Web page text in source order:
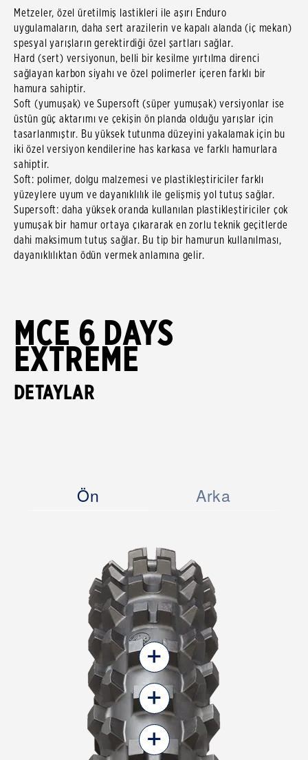
Metzeler, özel üretilmiş lastikleri ile aşırı Enduro
uygulamaların, daha sert arazilerin ve kapalı alanda (iç mekan)
spesyal yarışların gerektirdiği özel şartları sağlar.
Hard (sert) versiyonun, belli bir kesilme yırtılma direnci
sağlayan karbon siyahı ve özel polimerler içeren farklı bir
hamura sahiptir.
Soft (yumuşak) ve Supersoft (süper yumuşak) versiyonlar ise
üstün güç aktarımı ve çekişin ön planda olduğu yarışlar için
tasarlanmıştır. Bu yüksek tutunma düzeyini yakalamak için bu
iki özel versiyon kendilerine has karkasa ve farklı hamurlara
sahiptir.
Soft: polimer, dolgu malzemesi ve plastikleştiriciler farklı
yüzeylere uyum ve dayanıklılık ile gelişmiş yol tutuş sağlar.
Supersoft: daha yüksek oranda kullanılan plastikleştiriciler çok
yumuşak bir hamur ortaya çıkararak en zorlu teknik geçitlerde
dahi maksimum tutuş sağlar. Bu tip bir hamurun kullanılması,
dayanıklılıktan ödün vermek anlamına gelir.
MCE 6 DAYS
EXTREME
DETAYLAR
Ön Arka
+
+
+